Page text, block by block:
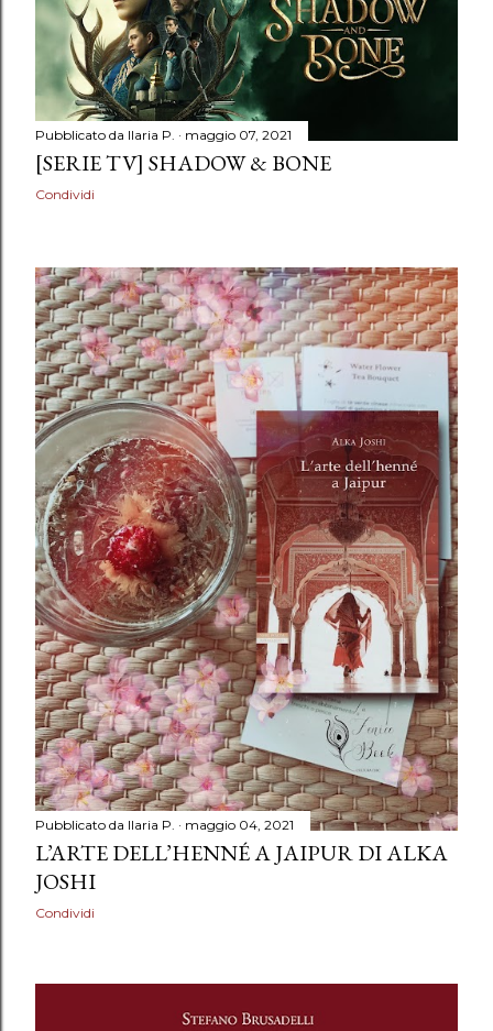
Pubblicato da Ilaria P. maggio 07, 2021
[SERIE TV] SHADOW & BONE
Condividi
Pubblicato da Ilaria P. maggio 04, 2021
L’ARTE DELL’HENNÉ A JAIPUR DI ALKA
JOSHI
Condividi